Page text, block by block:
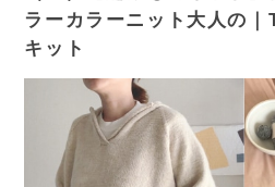
ラーカラーニット大人の
キット